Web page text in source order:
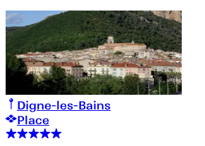
Digne-les-Bains
Place